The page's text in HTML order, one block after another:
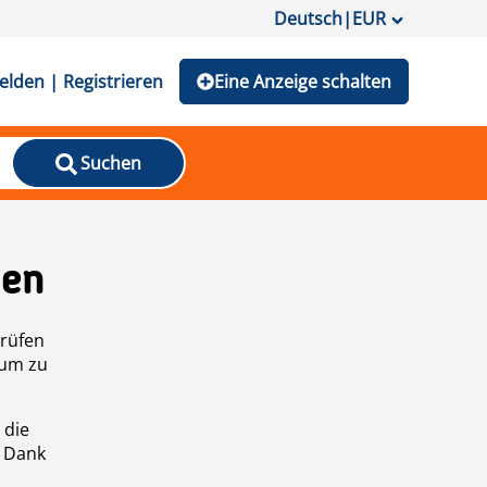
Deutsch|EUR
| Registrieren Eine Anzeige schalten
Suchen
zu
die